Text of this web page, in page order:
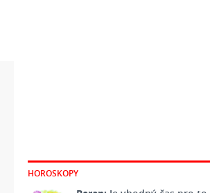
HOROSKOPY